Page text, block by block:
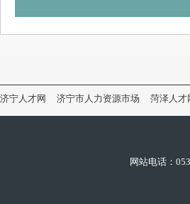
济宁人才网 济宁市人力资源市场 菏泽人才
网站电话：